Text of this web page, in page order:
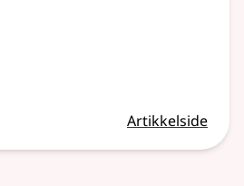
Artikkelside